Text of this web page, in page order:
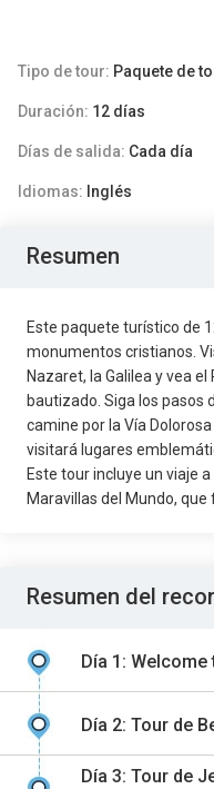
Tipo de tour: Paquete de
Duración: 12 días
Días de salida: Cada día
Idiomas: Inglés
Resumen
Este paquete turístico de
monumentos cristianos.
Nazaret, la Galilea y vea el
bautizado. Siga los pasos
camine por la Vía
visitará lugares
Este tour incluye un viaje
Maravillas del Mundo, que
Resumen del
Día 1: Welcome
Día 2: Tour de
Día 3: Tour de